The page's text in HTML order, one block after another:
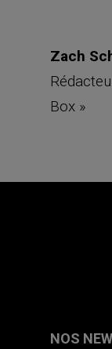
Zach
Box »
NOS